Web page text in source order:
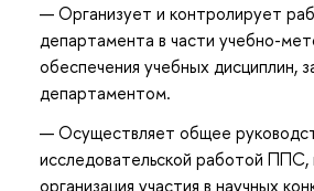
Организует и контролирует
департамента в части учебно-
обеспечения учебных дисциплин,
департаментом.
Осуществляет общее
исследовательской работой ППС,
организация участия в научных